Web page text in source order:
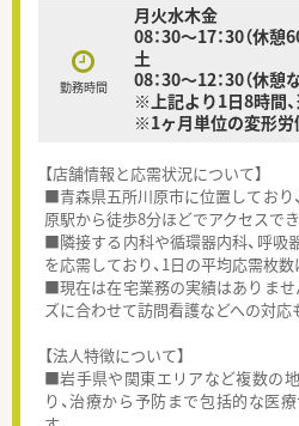
勤務時間
月火水木金
08：30～17：30（休憩
土
08：30～12：30（休憩
※上記より1日8時間
※1ヶ月単位の変形労
【店舗情報と応需状況について】
■青森県五所川原市に位置しており
原駅から徒歩8分ほどでアクセスで
■隣接する内科や循環器内科、呼吸
を応需しており、1日の平均応需枚数
■現在は在宅業務の実績はありませ
ズに合わせて訪問看護などへの対応
【法人特徴について】
■岩手県や関東エリアなど複数の
り、治療から予防まで包括的な医